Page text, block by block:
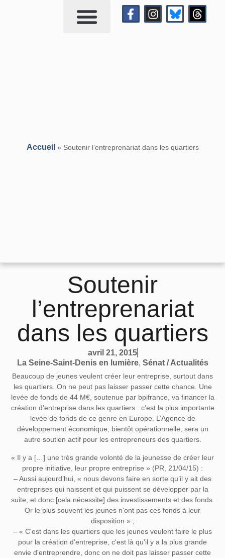
Accueil » Soutenir l’entreprenariat dans les quartiers
Soutenir
l’entreprenariat
dans les quartiers
avril 21, 2015
La Seine-Saint-Denis en lumière, Sénat / Actualités
Beaucoup de jeunes veulent créer leur entreprise, surtout dans
les quartiers. On ne peut pas laisser passer cette chance. Une
levée de fonds de 44 M€, soutenue par bpifrance, va financer la
création d’entreprise dans les quartiers : c’est la plus importante
levée de fonds de ce genre en Europe. L’Agence de
développement économique, bientôt opérationnelle, sera un
autre soutien actif pour les entrepreneurs des quartiers.
« Il y a […] une très grande volonté de la jeunesse de créer leur
propre initiative, leur propre entreprise » (PR, 21/04/15) :
– Aussi aujourd’hui, « nous devons faire en sorte qu’il y ait des
entreprises qui naissent et qui puissent se développer par la
suite, et donc [cela nécessite] des investissements et des fonds.
Or le plus souvent les jeunes n’ont pas ces fonds à leur
disposition » ;
– « C'est dans les quartiers que les jeunes veulent faire le plus
pour la création d'entreprise, c'est là qu'il y a la plus grande
envie d'entreprendre, donc on ne doit pas laisser passer cette